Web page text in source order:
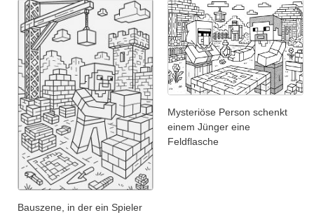
Bauszene, in der ein Spieler
Mysteriöse Person schenkt
einem Jünger eine
Feldflasche